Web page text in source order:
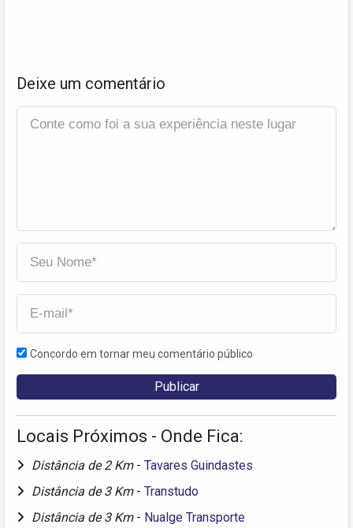
Deixe um comentário
Concordo em tornar meu comentário público
Locais Próximos - Onde Fica:
Distância de 2 Km - Tavares Guindastes
Distância de 3 Km - Transtudo
Distância de 3 Km - Nualge Transporte